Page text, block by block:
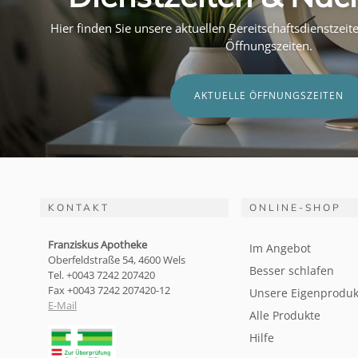
Hier finden Sie unsere aktuellen
Öffnungszeiten.
AKTUELLE ÖFFNUNGSZEITEN
KONTAKT
Franziskus Apotheke
Oberfeldstraße 54, 4600 Wels
Tel. +0043 7242 207420
Fax +0043 7242 207420-12
E-Mail
ONLINE-SHOP
Im Angebot
Besser schlafen
Unsere
Alle Produkte
Hilfe